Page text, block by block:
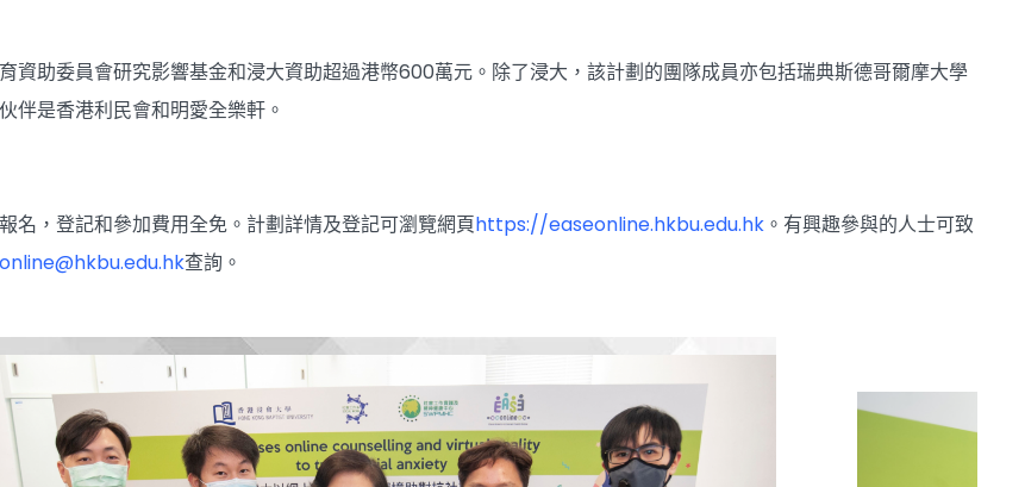
資助委員會研究影響基金和浸大資助超過港幣600萬元。除了浸大，該計劃的團隊成員亦包括瑞典斯德哥爾摩大學
伴是香港利民會和明愛全樂軒。
名，登記和參加費用全免。計劃詳情及登記可瀏覽網頁https://easeonline.hkbu.edu.hk 。有興趣參與的人士可致
查詢。